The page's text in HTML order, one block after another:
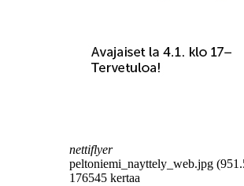
nettiflyer
peltoniemi_nayttely_web.jpg
176545 kertaa